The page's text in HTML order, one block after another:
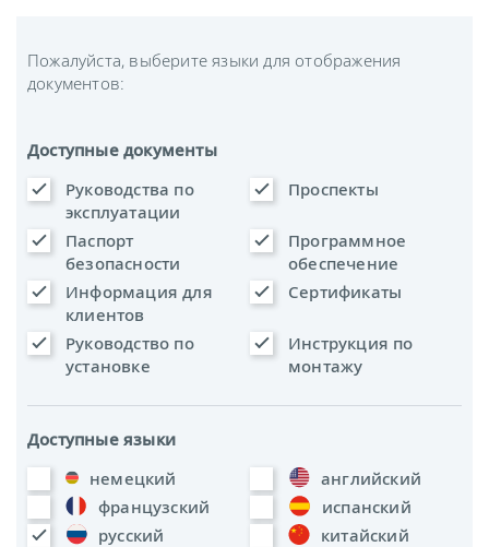
Пожалуйста, выберите языки для отображения
документов:
Доступные документы
Руководства по
эксплуатации
Проспекты
Паспорт
безопасности
Программное
обеспечение
Информация для
клиентов
Сертификаты
Руководство по
установке
Инструкция по
монтажу
Доступные языки
немецкий
английский
французский
испанский
русский
китайский